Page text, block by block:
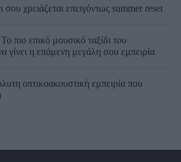
σου χρειάζεται επειγόντως summer reset
πιο επικό μουσικό ταξίδι του
γίνει η επόμενη μεγάλη σου εμπειρία
οπτικοακουστική εμπειρία που